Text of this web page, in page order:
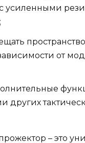
усиленными
от
других
– это